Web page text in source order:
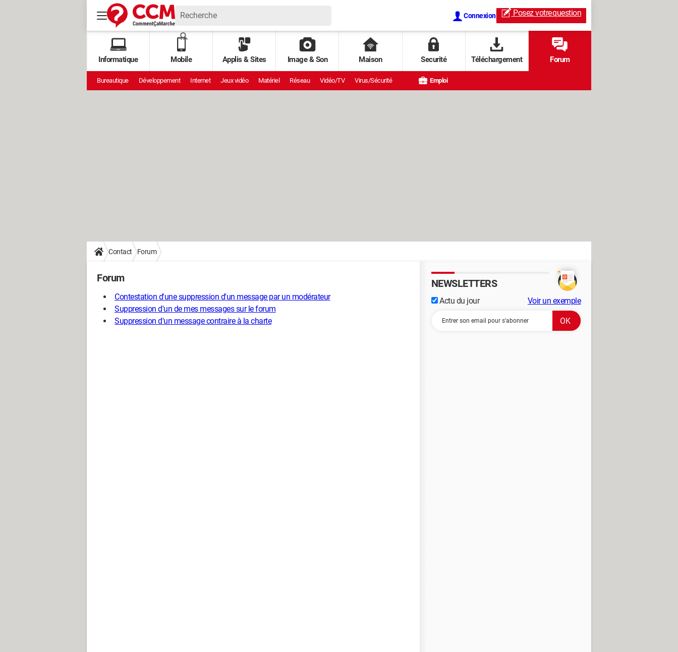
Connexion Posez votrequestion
Informatique Mobile Applis & Sites Image & Son Maison Securité Téléchargement Forum
Bureautique Développement Internet Jeux vidéo Matériel Réseau Vidéo/TV Virus/Sécurité Emploi
Contact Forum
Forum
Contestation d'une suppression d'un message par un modérateur
Suppression d'un de mes messages sur le forum
Suppression d'un message contraire à la charte
NEWSLETTERS
Actu du jour Voir un exemple